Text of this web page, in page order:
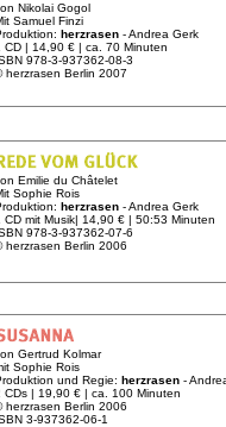
Nikolai Gogol
Samuel Finzi
herzrasen - Andrea Gerk
CD | 14,90 € | ca. 70 Minuten
978-3-937362-08-3
herzrasen Berlin 2007
Emilie du Châtelet
Sophie Rois
herzrasen - Andrea Gerk
CD mit Musik| 14,90 € | 50:53 Minuten
978-3-937362-07-6
herzrasen Berlin 2006
Gertrud Kolmar
Sophie Rois
und Regie: herzrasen -
CDs | 19,90 € | ca. 100 Minuten
herzrasen Berlin 2006
3-937362-06-1